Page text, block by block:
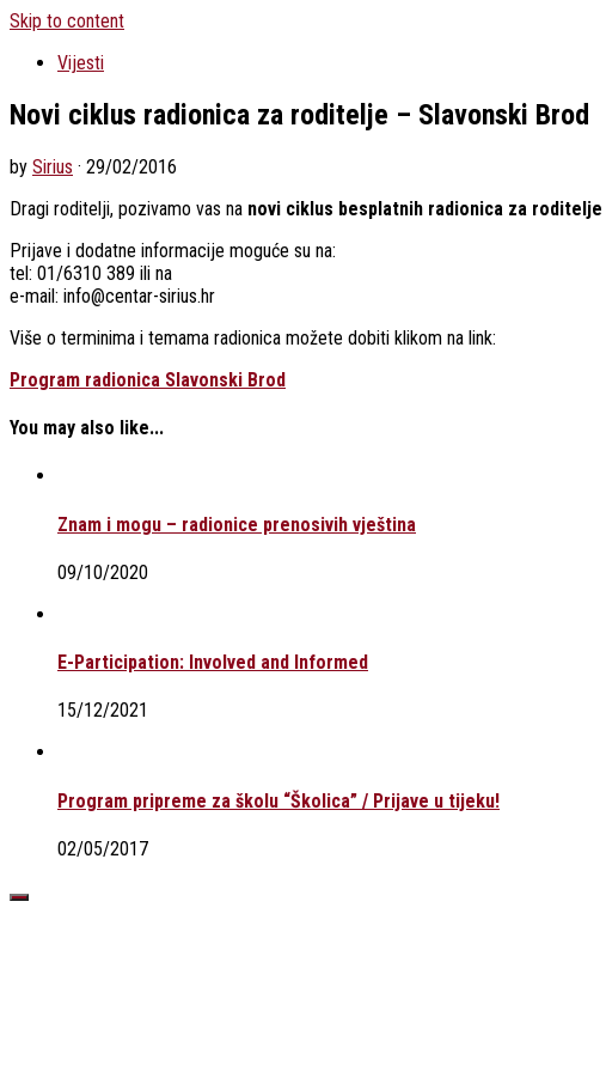
Skip to content
Vijesti
Novi ciklus radionica za roditelje – Slavonski Brod
by Sirius · 29/02/2016
Dragi roditelji, pozivamo vas na novi ciklus besplatnih radionica za roditelje
Prijave i dodatne informacije moguće su na:
tel: 01/6310 389 ili na
e-mail: info@centar-sirius.hr
Više o terminima i temama radionica možete dobiti klikom na link:
Program radionica Slavonski Brod
You may also like...
Znam i mogu – radionice prenosivih vještina
09/10/2020
E-Participation: Involved and Informed
15/12/2021
Program pripreme za školu “Školica” / Prijave u tijeku!
02/05/2017